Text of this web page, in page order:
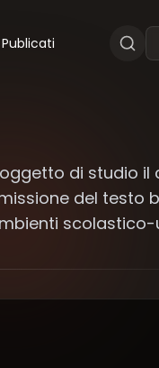
di studio il
del testo